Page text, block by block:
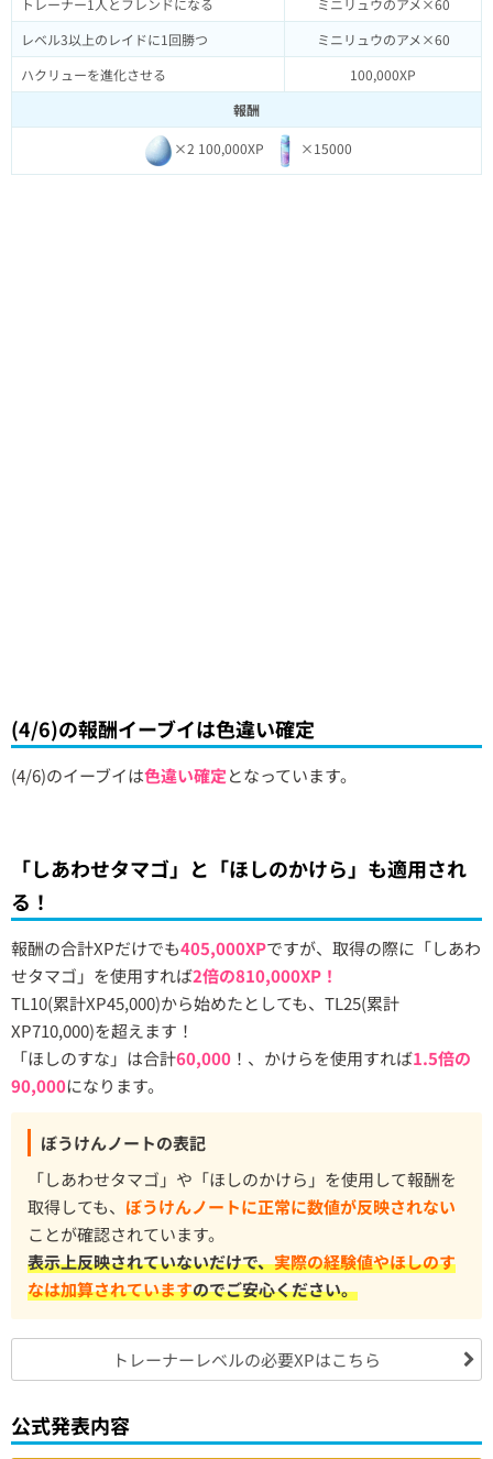
トレーナー1人とフレンドになる
ミニリュウのアメ×60
レベル3以上のレイドに1回勝つ
ミニリュウのアメ×60
ハクリューを進化させる
100,000XP
報酬
×2 100,000XP ×15000
(4/6)の報酬イーブイは色違い確定
(4/6)のイーブイは色違い確定となっています。
「しあわせタマゴ」と「ほしのかけら」も適用され
る！
報酬の合計XPだけでも405,000XPですが、取得の際に「しあわ
せタマゴ」を使用すれば2倍の810,000XP！
TL10(累計XP45,000)から始めたとしても、TL25(累計
XP710,000)を超えます！
「ほしのすな」は合計60,000 ！、かけらを使用すれば1.5倍の
90,000になります。
ぼうけんノートの表記
「しあわせタマゴ」や「ほしのかけら」を使用して報酬を
取得しても、 ぼうけんノートに正常に数値が反映されない
ことが確認されています。
表示上反映されていないだけで、実際の経験値やほしのす
なは加算されていますのでご安心ください。
トレーナーレベルの必要XPはこちら
公式発表内容